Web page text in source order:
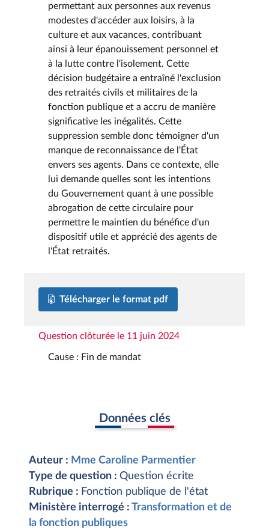
permettant aux personnes aux revenus
modestes d'accéder aux loisirs, à la
culture et aux vacances, contribuant
ainsi à leur épanouissement personnel et
à la lutte contre l'isolement. Cette
décision budgétaire a entraîné l'exclusion
des retraités civils et militaires de la
fonction publique et a accru de manière
significative les inégalités. Cette
suppression semble donc témoigner d'un
manque de reconnaissance de l'État
envers ses agents. Dans ce contexte, elle
lui demande quelles sont les intentions
du Gouvernement quant à une possible
abrogation de cette circulaire pour
permettre le maintien du bénéfice d'un
dispositif utile et apprécié des agents de
l'État retraités.
Télécharger le format pdf
Question clôturée le 11 juin 2024
Cause : Fin de mandat
Données clés
Auteur : Mme Caroline Parmentier
Type de question : Question écrite
Rubrique : Fonction publique de l'état
Ministère interrogé : Transformation et de
la fonction publiques